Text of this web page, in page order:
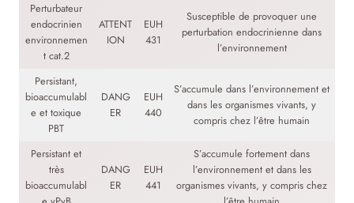
Perturbateur
endocrinien
environnemen
t cat.2
ATTENT
ION
EUH
431
Susceptible de provoquer une
perturbation endocrinienne dans
l’environnement
Persistant,
bioaccumulabl
e et toxique
PBT
DANG
ER
EUH
440
S’accumule dans l’environnement et
dans les organismes vivants, y
compris chez l’être humain
Persistant et
très
bioaccumulabl
DANG
ER
EUH
441
S’accumule fortement dans
l’environnement et dans les
organismes vivants, y compris chez